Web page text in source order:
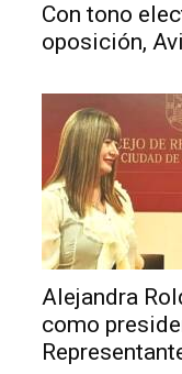
Con tono
oposición,
Alejandra
como